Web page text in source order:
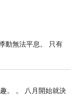
動無法平息。 只有
。 。 八月開始就決